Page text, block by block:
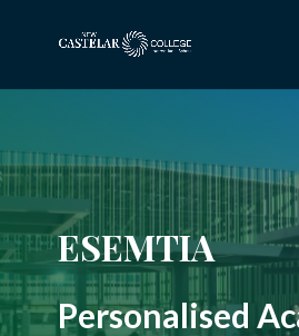
ESEMTIA
Personalised